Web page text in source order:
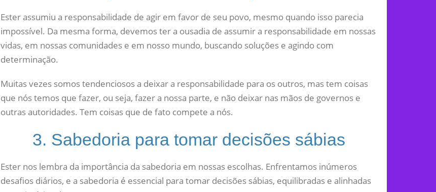
Ester assumiu a responsabilidade de agir em favor de seu povo, mesmo quando isso parecia
impossível. Da mesma forma, devemos ter a ousadia de assumir a responsabilidade em nossas
vidas, em nossas comunidades e em nosso mundo, buscando soluções e agindo com
determinação.
Muitas vezes somos tendenciosos a deixar a responsabilidade para os outros, mas tem coisas
que nós temos que fazer, ou seja, fazer a nossa parte, e não deixar nas mãos de governos e
outras autoridades. Tem coisas que de fato compete a nós.
3. Sabedoria para tomar decisões sábias
Ester nos lembra da importância da sabedoria em nossas escolhas. Enfrentamos inúmeros
desafios diários, e a sabedoria é essencial para tomar decisões sábias, equilibradas e alinhadas